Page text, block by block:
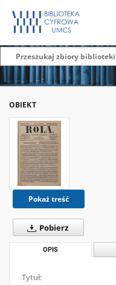
OBIEKT
Pokaż treść
Pobierz
OPIS
Tytuł: